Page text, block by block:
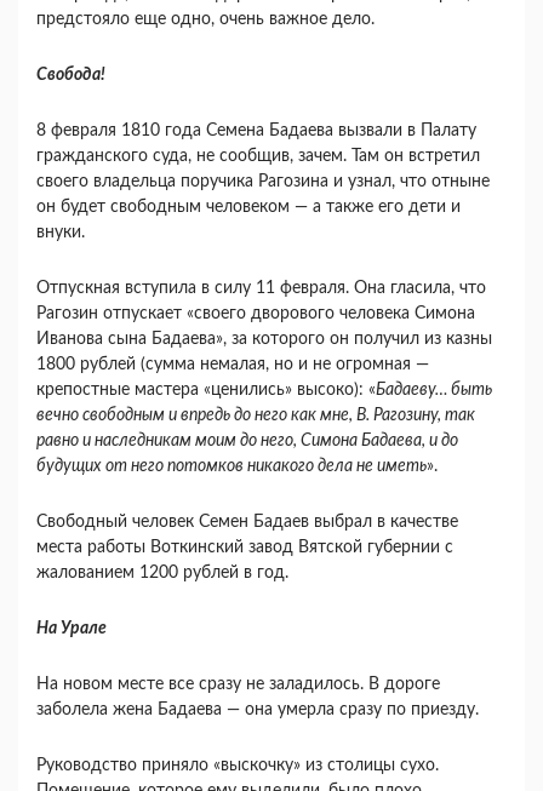
предстояло еще одно, очень важное дело.
Свобода!
8 февраля 1810 года Семена Бадаева вызвали в Палату
гражданского суда, не сообщив, зачем. Там он встретил
своего владельца поручика Рагозина и узнал, что отныне
он будет свободным человеком — а также его дети и
внуки.
Отпускная вступила в силу 11 февраля. Она гласила, что
Рагозин отпускает «своего дворового человека Симона
Иванова сына Бадаева», за которого он получил из казны
1800 рублей (сумма немалая, но и не огромная —
крепостные мастера «ценились» высоко): «Бадаеву… быть
вечно свободным и впредь до него как мне, В. Рагозину, так
равно и наследникам моим до него, Симона Бадаева, и до
будущих от него потомков никакого дела не иметь».
Свободный человек Семен Бадаев выбрал в качестве
места работы Воткинский завод Вятской губернии с
жалованием 1200 рублей в год.
На Урале
На новом месте все сразу не заладилось. В дороге
заболела жена Бадаева — она умерла сразу по приезду.
Руководство приняло «выскочку» из столицы сухо.